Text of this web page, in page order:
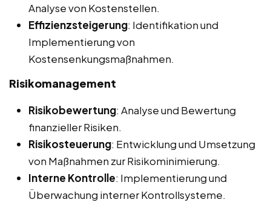
Analyse von Kostenstellen.
Effizienzsteigerung: Identifikation und
Implementierung von
Kostensenkungsmaßnahmen.
Risikomanagement
Risikobewertung: Analyse und Bewertung
finanzieller Risiken.
Risikosteuerung: Entwicklung und Umsetzung
von Maßnahmen zur Risikominimierung.
Interne Kontrolle: Implementierung und
Überwachung interner Kontrollsysteme.